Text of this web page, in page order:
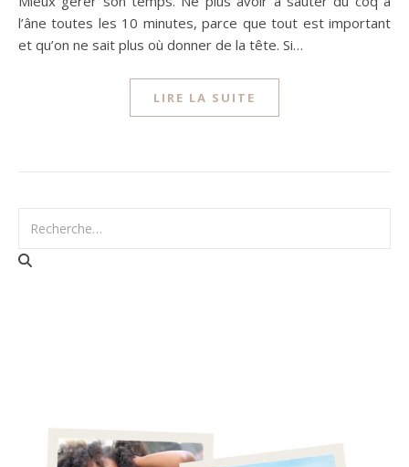
l’âne toutes les 10 minutes, parce que tout est important
et qu’on ne sait plus où donner de la tête. Si…
LIRE LA SUITE